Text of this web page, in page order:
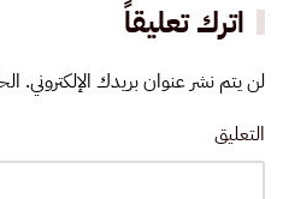
اترك تعليقاً
لن يتم نشر عنوان بريدك الإلكتروني.
التعليق